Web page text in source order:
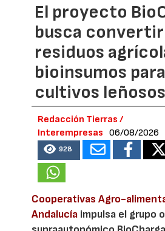
El proyecto
busca convertir
residuos
bioinsumos para
cultivos leñosos
Redacción Tierras /
Interempresas
06/08/2026
928
Cooperativas Agro-
Andalucía impulsa el grupo